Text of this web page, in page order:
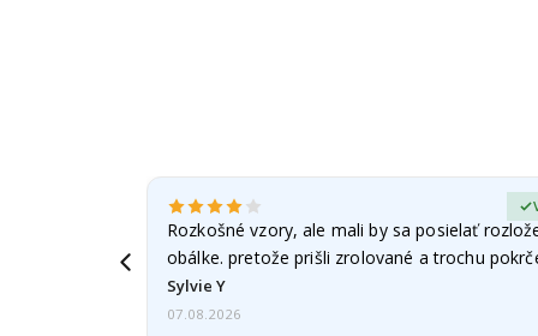
Rozkošné vzory, ale mali by sa posielať
obálke. pretože prišli zrolované a trochu
Sylvie Y
07.08.2026